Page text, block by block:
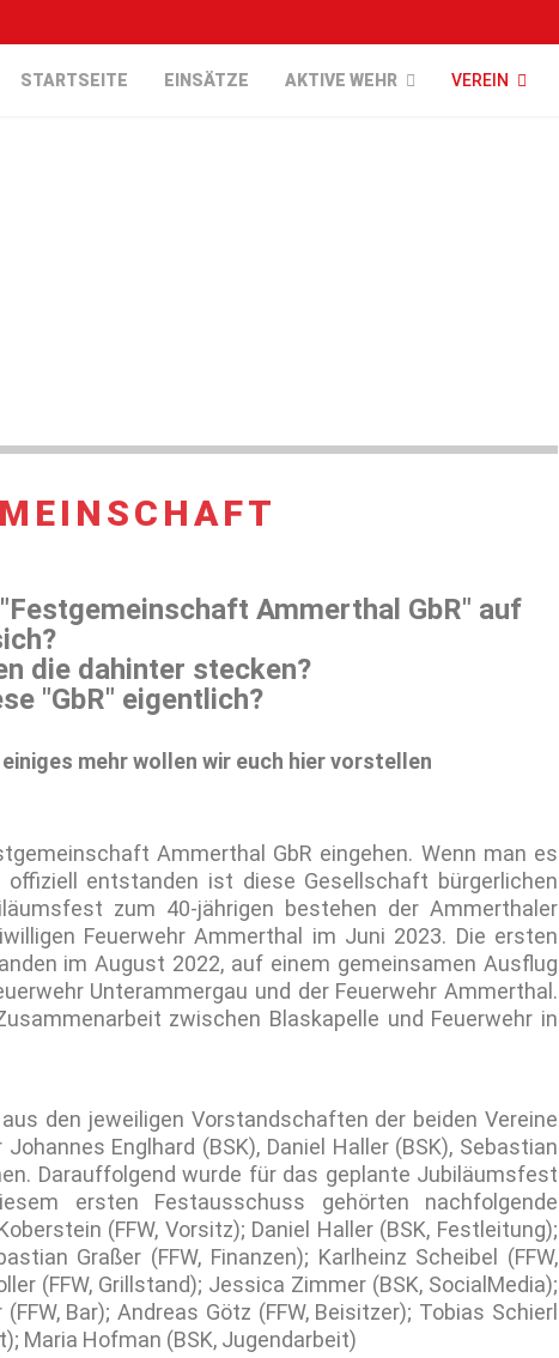
STARTSEITE EINSÄTZE AKTIVE WEHR VEREIN
Ammerthal GbR" auf
die dahinter stecken?
"GbR" eigentlich?
mehr wollen wir euch hier vorstellen
Ammerthal GbR eingehen. Wenn man es
entstanden ist diese Gesellschaft bürgerlichen
zum 40-jährigen bestehen der Ammerthaler
Feuerwehr Ammerthal im Juni 2023. Die ersten
im August 2022, auf einem gemeinsamen Ausflug
Unterammergau und der Feuerwehr Ammerthal.
zwischen Blaskapelle und Feuerwehr in
den jeweiligen Vorstandschaften der beiden Vereine
Englhard (BSK), Daniel Haller (BSK), Sebastian
Darauffolgend wurde für das geplante Jubiläumsfest
ersten Festausschuss gehörten nachfolgende
(FFW, Vorsitz); Daniel Haller (BSK, Festleitung);
Graßer (FFW, Finanzen); Karlheinz Scheibel (FFW,
(FFW, Grillstand); Jessica Zimmer (BSK, SocialMedia);
Bar); Andreas Götz (FFW, Beisitzer); Tobias Schierl
Maria Hofman (BSK, Jugendarbeit)